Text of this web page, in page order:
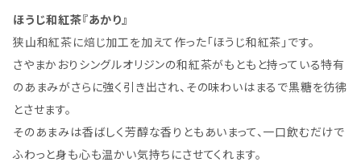
ほうじ和紅茶『あかり』
狭山和紅茶に焙じ加工を加えて作った「ほうじ和紅茶」です。
さやまかおりシングルオリジンの和紅茶がもともと持っている特有
のあまみがさらに強く引き出され、その味わいはまるで黒糖を彷彿
とさせます。
そのあまみは香ばしく芳醇な香りともあいまって、一口飲むだけで
ふわっと身も心も温かい気持ちにさせてくれます。